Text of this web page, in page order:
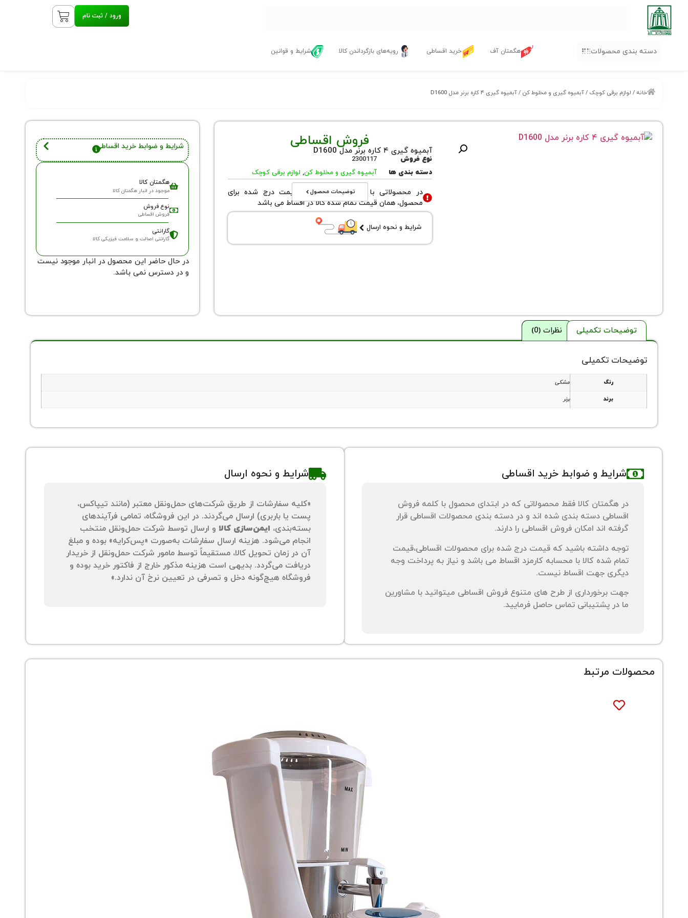
ورود / ثبت نام
دسته بندی محصولات هگمتان آف خرید اقساطی رویه‌های بازگرداندن کالا شرایط و قوانین
خانه / لوازم برقی کوچک /آبمیوه گیری و مخلوط کن / آبمیوه گیری ۴ کاره برنر مدل D1600
فروش اقساطی
آبمیوه گیری ۴ کاره برنر مدل D1600
نوع فروش
2300117
دسته بندی ها
آبمیوه گیری و مخلوط کن, لوازم برقی کوچک
توضیحات محصول
در محصولاتی با نوع فروش اقساطی قیمت درج شده برای
محصول، همان قیمت تمام شده کالا در اقساط می باشد
شرایط و نحوه ارسال
شرایط و ضوابط خرید اقساطی
هگمتان کالا
موجود در انبار هگمتان کالا
نوع فروش
فروش اقساطی
گارانتی
گارانتی اصالت و سلامت فیزیکی کالا
در حال حاضر این محصول در انبار موجود نیست
و در دسترس نمی باشد.
توضیحات تکمیلی نظرات (0)
توضیحات تکمیلی
رنگ مشکی
برند برنر
شرایط و ضوابط خرید اقساطی
در هگمتان کالا فقط محصولاتی که در ابتدای محصول با کلمه فروش
اقساطی دسته بندی شده اند و در دسته بندی محصولات اقساطی قرار
گرفته اند امکان فروش اقساطی را دارند.
توجه داشته باشید که قیمت درج شده برای محصولات اقساطی،قیمت
تمام شده کالا با محسابه کارمزد اقساط می باشد و نیاز به پرداخت وجه
دیگری جهت اقساط نیست.
جهت برخورداری از طرح های متنوع فروش اقساطی میتوانید با مشاورین
ما در پشتیبانی تماس حاصل فرمایید.
شرایط و نحوه ارسال
«کلیه سفارشات از طریق شرکت‌های حمل‌ونقل معتبر (مانند تیپاکس،
پست یا باربری) ارسال می‌گردند. در این فروشگاه، تمامی فرآیندهای
بسته‌بندی، ایمن‌سازی کالا و ارسال توسط شرکت حمل‌ونقل منتخب
انجام می‌شود. هزینه ارسال سفارشات به‌صورت «پس‌کرایه» بوده و مبلغ
آن در زمان تحویل کالا، مستقیماً توسط مامور شرکت حمل‌ونقل از خریدار
دریافت می‌گردد. بدیهی است هزینه مذکور خارج از فاکتور خرید بوده و
فروشگاه هیچ‌گونه دخل و تصرفی در تعیین نرخ آن ندارد.»
محصولات مرتبط